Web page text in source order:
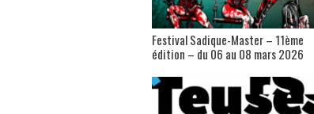
Festival Sadique-Master – 11ème
édition – du 06 au 08 mars 2026